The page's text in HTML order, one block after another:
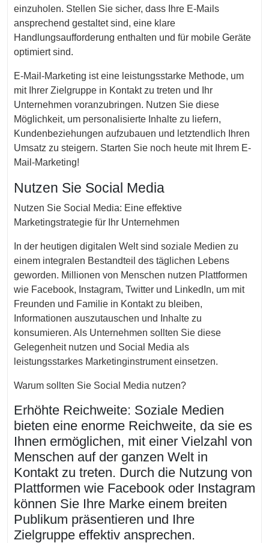
einzuholen. Stellen Sie sicher, dass Ihre E-Mails
ansprechend gestaltet sind, eine klare
Handlungsaufforderung enthalten und für mobile Geräte
optimiert sind.
E-Mail-Marketing ist eine leistungsstarke Methode, um
mit Ihrer Zielgruppe in Kontakt zu treten und Ihr
Unternehmen voranzubringen. Nutzen Sie diese
Möglichkeit, um personalisierte Inhalte zu liefern,
Kundenbeziehungen aufzubauen und letztendlich Ihren
Umsatz zu steigern. Starten Sie noch heute mit Ihrem E-
Mail-Marketing!
Nutzen Sie Social Media
Nutzen Sie Social Media: Eine effektive
Marketingstrategie für Ihr Unternehmen
In der heutigen digitalen Welt sind soziale Medien zu
einem integralen Bestandteil des täglichen Lebens
geworden. Millionen von Menschen nutzen Plattformen
wie Facebook, Instagram, Twitter und LinkedIn, um mit
Freunden und Familie in Kontakt zu bleiben,
Informationen auszutauschen und Inhalte zu
konsumieren. Als Unternehmen sollten Sie diese
Gelegenheit nutzen und Social Media als
leistungsstarkes Marketinginstrument einsetzen.
Warum sollten Sie Social Media nutzen?
Erhöhte Reichweite: Soziale Medien
bieten eine enorme Reichweite, da sie es
Ihnen ermöglichen, mit einer Vielzahl von
Menschen auf der ganzen Welt in
Kontakt zu treten. Durch die Nutzung von
Plattformen wie Facebook oder Instagram
können Sie Ihre Marke einem breiten
Publikum präsentieren und Ihre
Zielgruppe effektiv ansprechen.